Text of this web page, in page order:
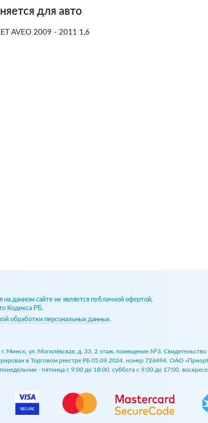
для авто
AVEO 2009 - 2011 1,6
данном сайте не является публичной офертой,
Кодекса РБ.
обработки персональных данных.
Минск, ул. Могилёвская, д. 33, 2 этаж, помещение №3.
в Торговом реестре РБ 05.09.2024, номер 726494. ОАО
- пятница с 9:00 до 18:00, суббота с 9:00 до 17:00,